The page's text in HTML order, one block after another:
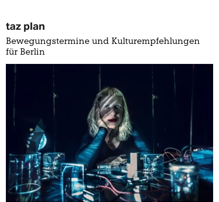
taz plan
Bewegungstermine und Kulturempfehlungen
für Berlin